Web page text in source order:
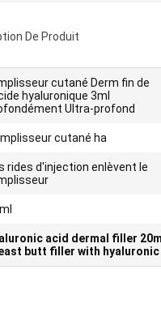
De Produit
cutané Derm fin de
hyaluronique 3ml
Ultra-profond
cutané ha
rides d'injection enlèvent le
acid dermal filler 20ml
butt filler with hyaluronic